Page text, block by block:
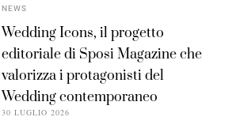
NEWS
Wedding Icons, il progetto
editoriale di Sposi Magazine che
valorizza i protagonisti del
Wedding contemporaneo
30 LUGLIO 2026